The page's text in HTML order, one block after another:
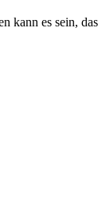
kann es sein,